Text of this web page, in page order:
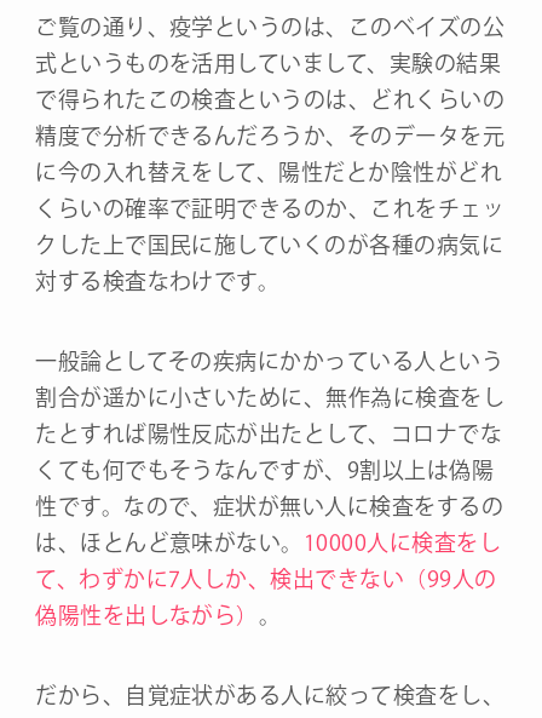
ご覧の通り、疫学というのは、このベイズの公
式というものを活用していまして、実験の結果
で得られたこの検査というのは、どれくらいの
精度で分析できるんだろうか、そのデータを元
に今の入れ替えをして、陽性だとか陰性がどれ
くらいの確率で証明できるのか、これをチェッ
クした上で国民に施していくのが各種の病気に
対する検査なわけです。
一般論としてその疾病にかかっている人という
割合が遥かに小さいために、無作為に検査をし
たとすれば陽性反応が出たとして、コロナでな
くても何でもそうなんですが、9割以上は偽陽
性です。なので、症状が無い人に検査をするの
は、ほとんど意味がない。
10000人に検査をし
て、わずかに7人しか、検出できない（99人の
偽陽性を出しながら） 。
だから、自覚症状がある人に絞って検査をし、